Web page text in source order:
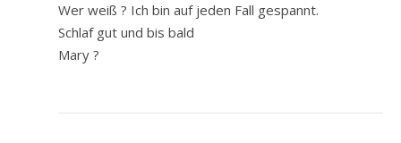
Wer weiß ? Ich bin auf jeden Fall gespannt.
Schlaf gut und bis bald
Mary ?